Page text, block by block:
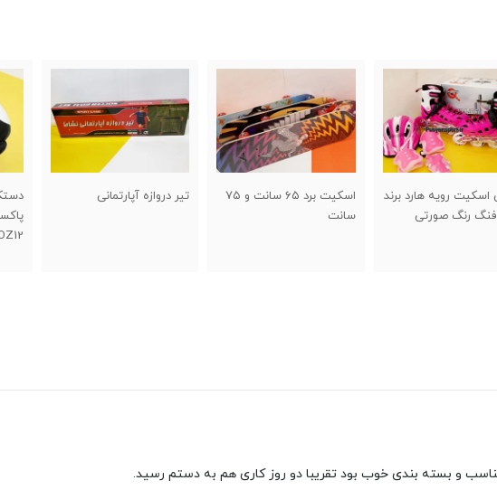
اسکیت برد ۶۵ سانت و ۷۵
تیر دروازه آپارتمانی
دستکش بوکس چرم
و بسته بندی خوب بود تقریبا دو روز کاری هم به دستم رسید.